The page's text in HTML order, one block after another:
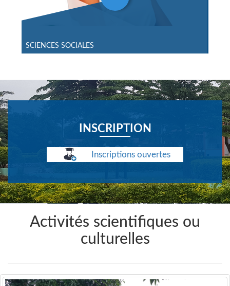
SCIENCES SOCIALES
INSCRIPTION
Inscriptions ouvertes
Activités scientifiques ou
culturelles